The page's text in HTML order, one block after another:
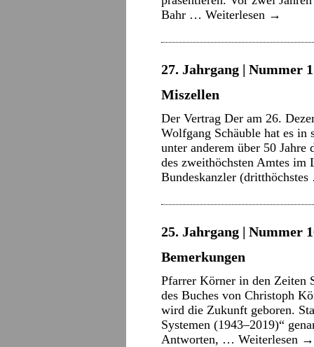
Bahr … Weiterlesen →
27. Jahrgang | Nummer
Miszellen
Der Vertrag Der am 26.
Wolfgang Schäuble hat es in
unter anderem über 50 Jahre
des zweithöchsten Amtes im
Bundeskanzler
25. Jahrgang | Nummer
Bemerkungen
Pfarrer Körner in den Zeiten
des Buches von Christoph
wird die Zukunft geboren.
Systemen (1943–2019)“
Antworten, … Weiterlesen →